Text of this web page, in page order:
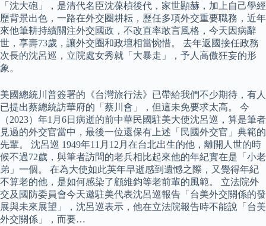
「沈大砲」，是清代名臣沈葆楨後代，家世顯赫，加上自己學經
歷背景出色，一路在外交圈耕耘，歷任多項外交重要職務，近年
來他筆耕持續關注外交國政，不改直率敢言風格，今天因病辭
世，享壽73歲，讓外交圈和政壇相當惋惜。 去年返國接任政務
次長的沈呂巡，立院處女秀就「大暴走」，予人高傲狂妄的形
象。
美國總統川普簽署的《台灣旅行法》已帶給我們不少期待，有人
已提出蔡總統訪華府的「蔡川會」，但這未免要求太高。 今
（2023）年1月6日病逝的前中華民國駐美大使沈呂巡，算是筆者
見過的外交官當中，最後一位還保有上述「民國外交官」典範的
先輩。 沈呂巡 1949年11月12月在台北出生的他，離開人世的時
候不過72歲，與筆者訪問的老兵相比起來他的年紀實在是「小老
弟」一個。 在為大使如此英年早逝感到遺憾之際，又覺得年紀
不算老的他，是如何感染了顧維鈞等老前輩的風範。 立法院外
交及國防委員會今天邀駐美代表沈呂巡報告「台美外交關係的發
展與未來展望」，沈呂巡表示，他在立法院報告時不能說「台美
外交關係」，而要…